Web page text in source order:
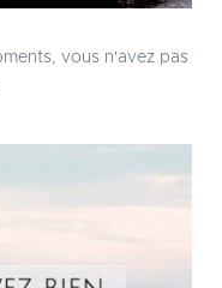
vous n'avez pas